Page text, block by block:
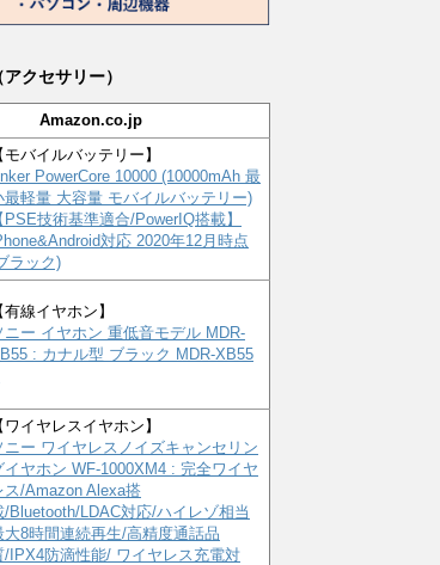
クセサリー）
Amazon.co.jp
モバイルバッテリー】
PowerCore 10000 (10000mAh 最
最軽量 大容量 モバイルバッテリー)
PSE技術基準適合/PowerIQ搭載】
対応 2020年12月時点
ラック)
有線イヤホン】
ニー イヤホン 重低音モデル MDR-
: カナル型 ブラック MDR-XB55
ワイヤレスイヤホン】
ニー ワイヤレスノイズキャンセリン
イヤホン WF-1000XM4 : 完全ワイヤ
ス/Amazon Alexa搭
/Bluetooth/LDAC対応/ハイレゾ相当
大8時間連続再生/高精度通話品
/IPX4防滴性能/ ワイヤレス充電対